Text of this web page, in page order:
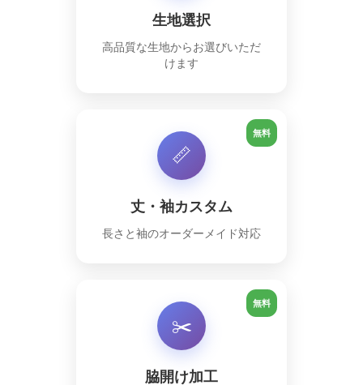
生地選択
高品質な生地からお選びいただ
けます
無料
📏
丈・袖カスタム
長さと袖のオーダーメイド対応
無料
✂️
脇開け加工